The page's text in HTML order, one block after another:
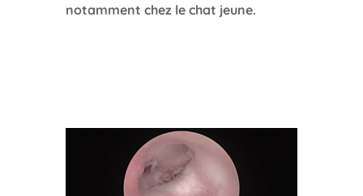
notamment chez le chat jeune.